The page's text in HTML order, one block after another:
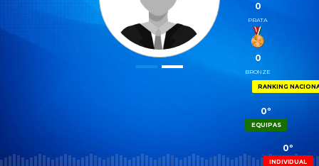
0
PRATA
0
BRONZE
RANKING
0º
EQUIPAS
0º
INDIVIDUAL